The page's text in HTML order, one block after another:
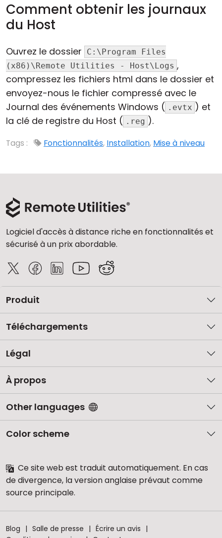
Comment obtenir les journaux
du Host
Ouvrez le dossier
C:\Program Files
(x86)\Remote Utilities - Host\Logs ,
compressez les fichiers html dans le dossier et
envoyez-nous le fichier compressé avec le
Journal des événements Windows ( .evtx ) et
la clé de registre du Host ( .reg ).
Tags : Fonctionnalités, Installation, Mise à niveau
Logiciel d'accès à distance riche en fonctionnalités et
sécurisé à un prix abordable.
Produit
Téléchargements
Légal
À propos
Other languages
Color scheme
Ce site web est traduit automatiquement. En cas
de divergence, la version anglaise prévaut comme
source principale.
Blog Salle de presse
Écrire un avis